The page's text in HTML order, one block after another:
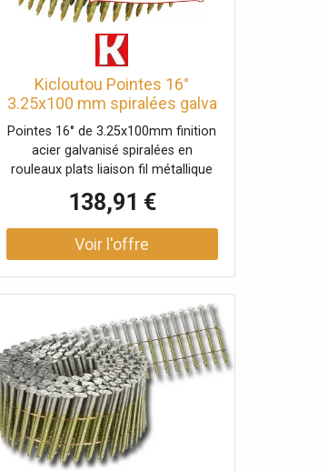
Kicloutou Pointes 16°
3.25x100 mm spiralées galva
en rouleaux plats fil métal X
3600
Pointes 16° de 3.25x100mm finition
acier galvanisé spiralées en
rouleaux plats liaison fil métallique
138,91 €